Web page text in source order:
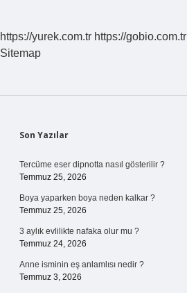
https://yurek.com.tr https://gobio.com.tr
Sitemap
Sidebar
Son Yazılar
Tercüme eser dipnotta nasıl gösterilir ?
Temmuz 25, 2026
Boya yaparken boya neden kalkar ?
Temmuz 25, 2026
3 aylık evlilikte nafaka olur mu ?
Temmuz 24, 2026
Anne isminin eş anlamlısı nedir ?
Temmuz 3, 2026